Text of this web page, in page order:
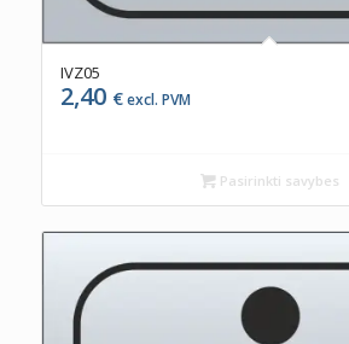
IVZ05
2,40 €excl. PVM
Pasirinkti savybes